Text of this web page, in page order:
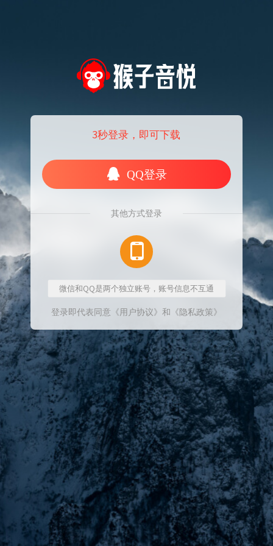
3秒登录，即可下载
QQ登录
其他方式登录
微信和QQ是两个独立账号，账号信息不互通
登录即代表同意 《用户协议》 和 《隐私政策》